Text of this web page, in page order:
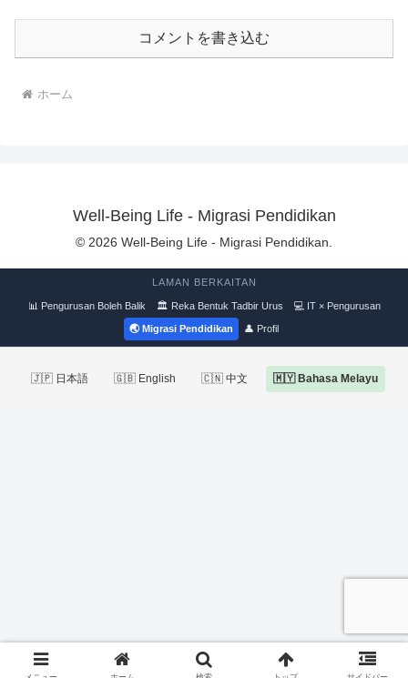
コメントを書き込む
ホーム
Well-Being Life - Migrasi Pendidikan
© 2026 Well-Being Life - Migrasi Pendidikan.
LAMAN BERKAITAN
📊 Pengurusan Boleh Balik 🏛 Reka Bentuk Tadbir Urus 💻 IT × Pengurusan
🌏 Migrasi Pendidikan 👤 Profil
🇯🇵 日本語 🇬🇧 English 🇨🇳 中文 🇲🇾 Bahasa Melayu